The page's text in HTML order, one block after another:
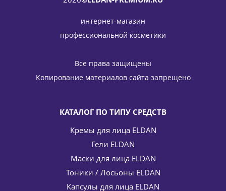
3 916руб. /шт 5 595руб.
-30% Экономия 1 679руб.
интернет-магазин
профессиональной косметики
Все права защищены
Копирование материалов сайта запрещено
КАТАЛОГ ПО ТИПУ СРЕДСТВ
Кремы для лица ELDAN
Гели ELDAN
Маски для лица ELDAN
Тоники / Лосьоны ELDAN
Капсулы для лица ELDAN